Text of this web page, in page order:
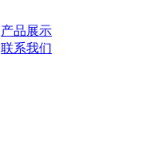
产品展示
联系我们